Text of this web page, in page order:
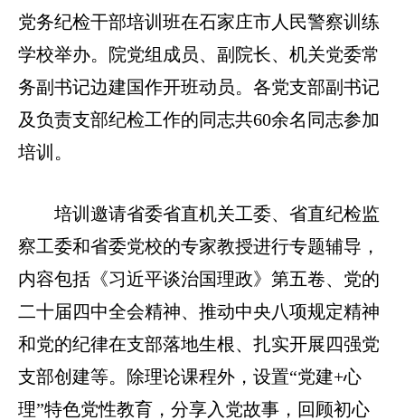
党务纪检干部培训班在石家庄市人民警察训练
学校举办。院党组成员、副院长、机关党委常
务副书记边建国作开班动员。各党支部副书记
及负责支部纪检工作的同志共60余名同志参加
培训。
培训邀请省委省直机关工委、省直纪检监
察工委和省委党校的专家教授进行专题辅导，
内容包括《习近平谈治国理政》第五卷、党的
二十届四中全会精神、推动中央八项规定精神
和党的纪律在支部落地生根、扎实开展四强党
支部创建等。除理论课程外，设置“党建+心
理”特色党性教育，分享入党故事，回顾初心